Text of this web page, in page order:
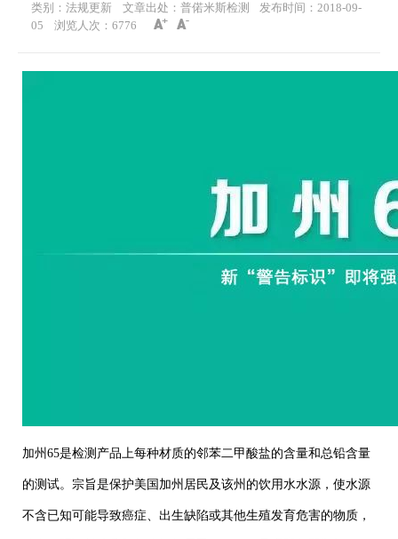
类别：法规更新 文章出处：普偌米斯检测
发布时间：2018-09-
05
浏览人次： 6776
加州65是检测产品上每种材质的邻苯二甲酸盐的含量和总铅含量
的测试。宗旨是保护美国加州居民及该州的饮用水水源，使水源
不含已知可能导致癌症、出生缺陷或其他生殖发育危害的物质，